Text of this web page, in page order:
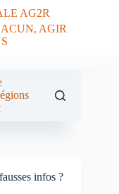
AG2R
AGIR
infos ?